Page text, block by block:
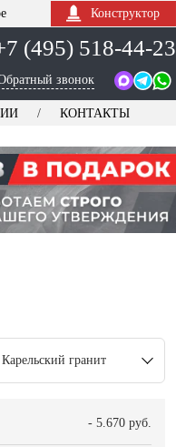
Конструктор
(495) 518-44-23
звонок
КОНТАКТЫ
Карельский гранит
- 5.670 руб.